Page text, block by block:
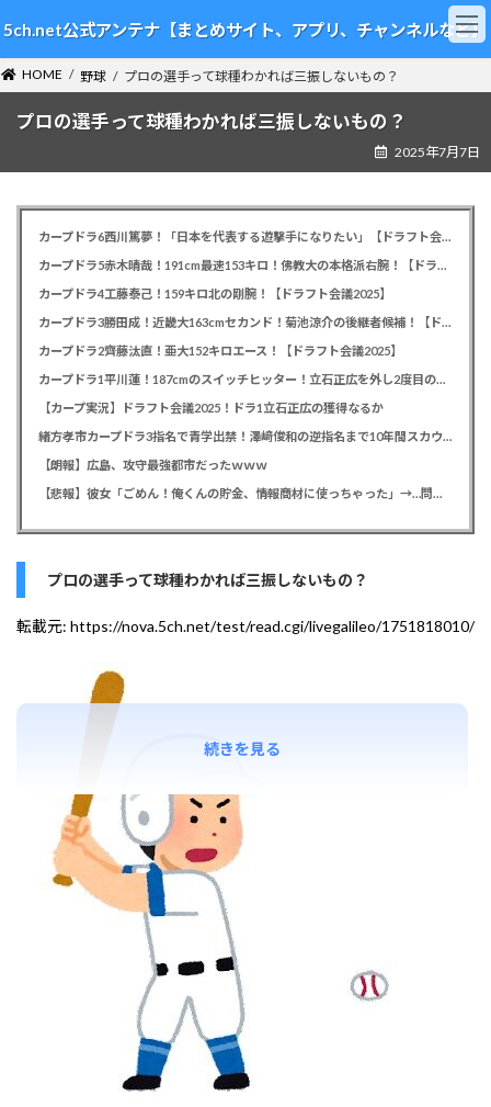
ン
テ
ン
ツ
ビ
ゲ
ー
シ
5ch.net公式アンテナ【まとめサイト、アプリ、チャンネルなど】
HOME 野球 プロの選手って球種わかれば三振しないもの？
プロの選手って球種わかれば三振しないもの？
2025年7月7日
カープドラ6西川篤夢！「日本を代表する遊撃手になりたい」【ドラフト会議2025】
カープドラ5赤木晴哉！191cm最速153キロ！佛教大の本格派右腕！【ドラフト会議2025】
カープドラ4工藤泰己！159キロ北の剛腕！【ドラフト会議2025】
カープドラ3勝田成！近畿大163cmセカンド！菊池涼介の後継者候補！【ドラフト会議2025】
カープドラ2齊藤汰直！亜大152キロエース！【ドラフト会議2025】
カープドラ1平川蓮！187cmのスイッチヒッター！立石正広を外し2度目の重複も新井監督がクジを引き当てる！【ドラフト会議2025】
【カープ実況】ドラフト会議2025！ドラ1立石正広の獲得なるか
緒方孝市カープドラ3指名で青学出禁！澤﨑俊和の逆指名まで10年間スカウト出禁
【朗報】広島、攻守最強都市だったｗｗｗ
【悲報】彼女「ごめん！俺くんの貯金、情報商材に使っちゃった」→…問い詰めたらギャン泣きされたんだが俺が悪いのか？
プロの選手って球種わかれば三振しないもの？
転載元: https://nova.5ch.net/test/read.cgi/livegalileo/1751818010/
続きを見る